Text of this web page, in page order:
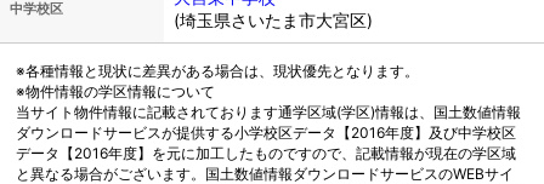
中学校区
(埼玉県さいたま市大宮区)
※各種情報と現状に差異がある場合は、現状優先となります。
※物件情報の学区情報について
当サイト物件情報に記載されております通学区域(学区)情報は、国土数値情報
ダウンロードサービスが提供する小学校区データ【2016年度】及び中学校区
データ【2016年度】を元に加工したものですので、記載情報が現在の学区域
と異なる場合がございます。国土数値情報ダウンロードサービスのWEBサイ